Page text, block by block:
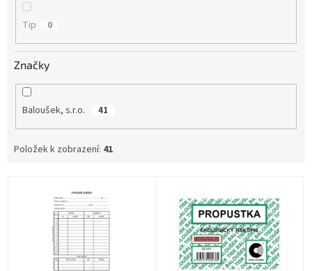
Tip 0
Značky
Baloušek, s.r.o. 41
Položek k zobrazení: 41